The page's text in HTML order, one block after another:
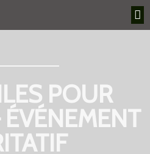
POUR
ÉVÉNEMENT